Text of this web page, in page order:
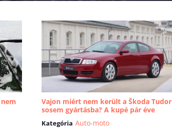
Vajon miért nem került a Škoda Tudor
sosem gyártásba? A kupé pár éve
Kategória Auto-moto